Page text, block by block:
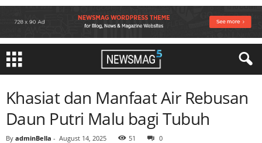
Khasiat dan Manfaat Air Rebusan
Daun Putri Malu bagi Tubuh
By adminBella - August 14, 2025 51 0